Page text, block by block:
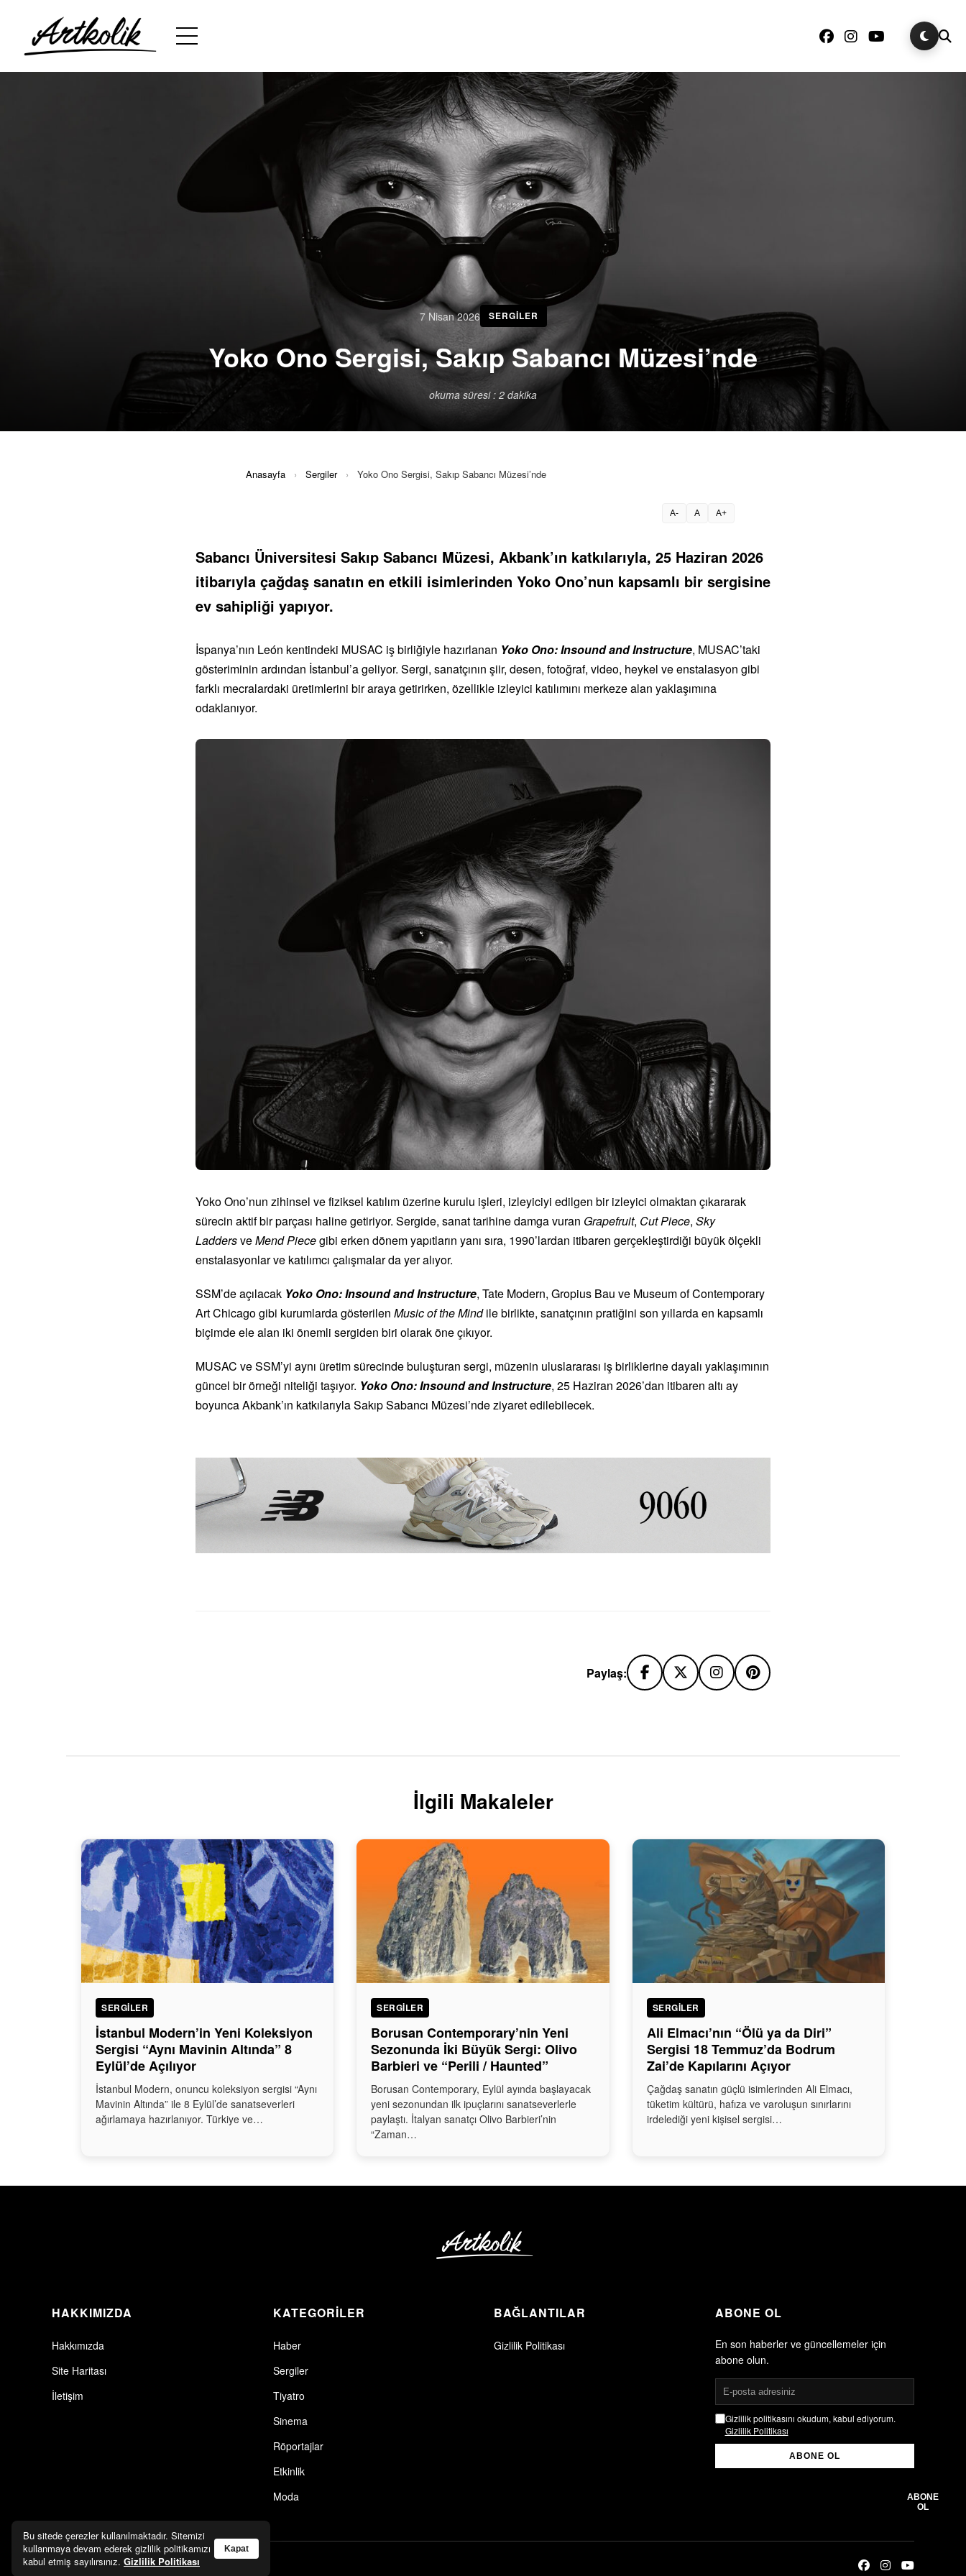
7 Nisan 2026 SERGILER
Yoko Ono Sergisi, Sakıp Sabancı Müzesi’nde
okuma süresi : 2 dakika
Anasayfa › Sergiler › Yoko Ono Sergisi, Sakıp Sabancı Müzesi’nde
A- A A+
Sabancı Üniversitesi Sakıp Sabancı Müzesi, Akbank’ın katkılarıyla, 25 Haziran 2026
itibarıyla çağdaş sanatın en etkili isimlerinden Yoko Ono’nun kapsamlı bir sergisine
ev sahipliği yapıyor.
İspanya’nın León kentindeki MUSAC iş birliğiyle hazırlanan Yoko Ono: Insound and Instructure, MUSAC’taki
gösteriminin ardından İstanbul’a geliyor. Sergi, sanatçının şiir, desen, fotoğraf, video, heykel ve enstalasyon gibi
farklı mecralardaki üretimlerini bir araya getirirken, özellikle izleyici katılımını merkeze alan yaklaşımına
odaklanıyor.
Yoko Ono’nun zihinsel ve fiziksel katılım üzerine kurulu işleri, izleyiciyi edilgen bir izleyici olmaktan çıkararak
sürecin aktif bir parçası haline getiriyor. Sergide, sanat tarihine damga vuran Grapefruit, Cut Piece, Sky
LaddersveMend Piecegibi erken dönem yapıtların yanı sıra, 1990’lardan itibaren gerçekleştirdiği büyük ölçekli
enstalasyonlar ve katılımcı çalışmalar da yer alıyor.
SSM’de açılacak Yoko Ono: Insound and Instructure, Tate Modern, Gropius Bau ve Museum of Contemporary
Art Chicagogibi kurumlarda gösterilen Music of the Mindile birlikte, sanatçının pratiğini son yıllarda en kapsamlı
biçimde ele alan iki önemli sergiden biri olarak öne çıkıyor.
MUSAC ve SSM’yi aynı üretim sürecinde buluşturan sergi, müzenin uluslararası iş birliklerine dayalı yaklaşımının
güncel bir örneği niteliği taşıyor. Yoko Ono: Insound and Instructure, 25 Haziran 2026’dan itibaren altı ay
boyunca Akbank’ın katkılarıyla Sakıp Sabancı Müzesi’nde ziyaret edilebilecek.
Paylaş:
İlgili Makaleler
SERGILER
İstanbul Modern’in Yeni Koleksiyon
Sergisi “Aynı Mavinin Altında” 8
Eylül’de Açılıyor
İstanbul Modern, onuncu koleksiyon sergisi “Aynı
Mavinin Altında” ile 8 Eylül’de sanatseverleri
ağırlamaya hazırlanıyor. Türkiye ve…
SERGILER
Borusan Contemporary’nin Yeni
Sezonunda İki Büyük Sergi: Olivo
Barbieri ve “Perili / Haunted”
Borusan Contemporary, Eylül ayında başlayacak
yeni sezonundan ilk ipuçlarını sanatseverlerle
paylaştı. İtalyan sanatçı Olivo Barbieri’nin
“Zaman…
SERGILER
Ali Elmacı’nın “Ölü ya da Diri”
Sergisi 18 Temmuz’da Bodrum
Zai’de Kapılarını Açıyor
Çağdaş sanatın güçlü isimlerinden Ali Elmacı,
tüketim kültürü, hafıza ve varoluşun sınırlarını
irdelediği yeni kişisel sergisi…
HAKKIMIZDA
Hakkımızda
Site Haritası
İletişim
KATEGORİLER
Haber
Sergiler
Tiyatro
Sinema
Röportajlar
Etkinlik
Moda
BAĞLANTILAR
Gizlilik Politikası
ABONE OL
En son haberler ve güncellemeler için
abone olun.
Gizlilik politikasını okudum, kabul ediyorum.
Gizlilik Politikası
ABONE OL
© 2026 Artkolik. Tüm hakları saklıdır.
ABONE
OL
Bu sitede çerezler kullanılmaktadır. Sitemizi
kullanmaya devam ederek gizlilik politikamızı
kabul etmiş sayılırsınız. Gizlilik Politikası
Kapat